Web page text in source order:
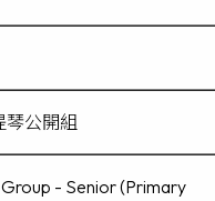
琴公開組
- Senior (Primary